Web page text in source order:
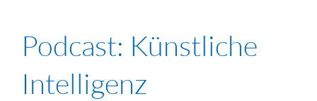
Podcast: Künstliche
Intelligenz